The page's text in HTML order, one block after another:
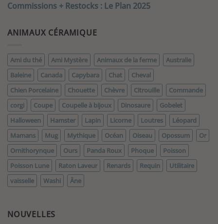
Commissions + Restocks : Le Plan 2025
ANIMAUX CÉRAMIQUE
Ami du thé Ami Mystère Animaux de la ferme
Australie
Baleine
Canada Capybara Chat
Cheval
Chien Porcelaine
Chouette Chèvre Citrouille
Commande
corgi
Coupe Coupelle à bijoux Dinosaure
Gobelet
Halloween
Hamster Lapin Licorne Loutres
Léopard
Mamans
Mug Mythique Océan Oiseau Opossum
Or
Ornithorynque
Ours Panda Roux Phoque
Poisson
Poisson Lune
Raton Laveur Renards Requin
Utilitaire
vaisselle
Washi Âne
NOUVELLES